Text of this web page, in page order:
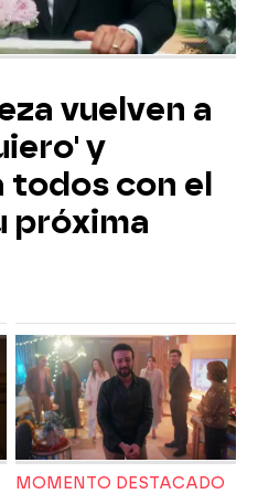
vuelven a
y
con el
próxima
MOMENTO DESTACADO